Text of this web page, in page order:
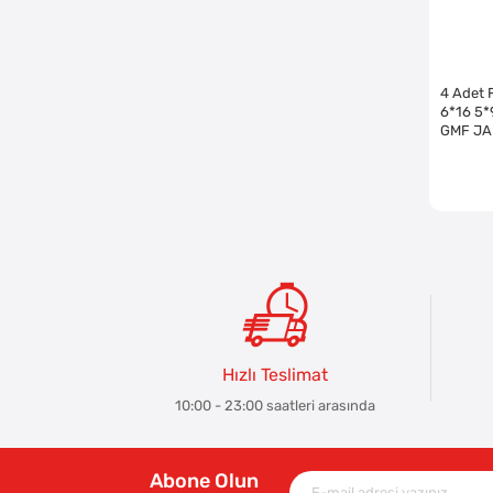
4 Adet
6*16
GMF
Hızlı Teslimat
10:00 - 23:00 saatleri arasında
Abone Olun